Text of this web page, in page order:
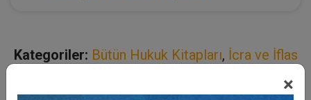
×
Kategoriler: Bütün Hukuk Kitapları, İcra ve İflas